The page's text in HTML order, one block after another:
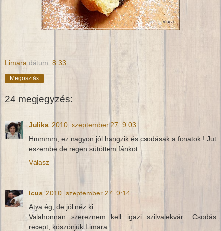
Limara dátum: 8:33
Megosztás
24 megjegyzés:
Julika 2010. szeptember 27. 9:03
Hmmmm, ez nagyon jól hangzik és csodásak a fonatok ! Jut
eszembe de régen sütöttem fánkot.
Válasz
Icus 2010. szeptember 27. 9:14
Atya ég, de jól néz ki.
Valahonnan szereznem kell igazi szilvalekvárt. Csodás
recept, köszönjük Limara.